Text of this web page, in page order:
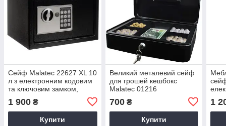
Сейф Malatec 22627 XL 10
л з електронним кодовим
та ключовим замком,
1 900 ₴
Купити
Великий металевий сейф
для грошей кешбокс
Malatec 01216
700₴
Купити
1